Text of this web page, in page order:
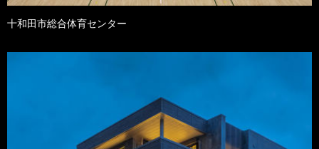
十和田市総合体育センター